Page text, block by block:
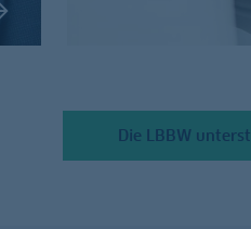
Die LBBW